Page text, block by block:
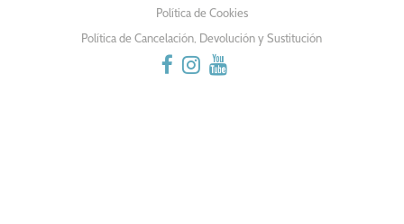
Política de Cookies
Política de Cancelación, Devolución y Sustitución